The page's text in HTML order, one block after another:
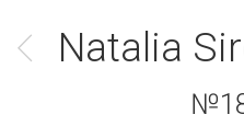
Natalia